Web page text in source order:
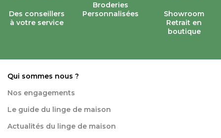
Des conseillers
à votre service
Broderies
Personnalisées
Showroom
Retrait en
boutique
Qui sommes nous ?
Nos engagements
Le guide du linge de maison
Actualités du linge de maison